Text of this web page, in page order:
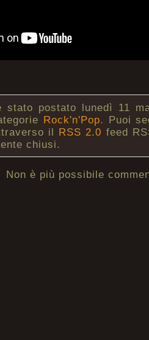
stato postato lunedì 11
Rock'n'Pop. Puoi
il RSS 2.0 feed
chiusi.
Non è più possibile